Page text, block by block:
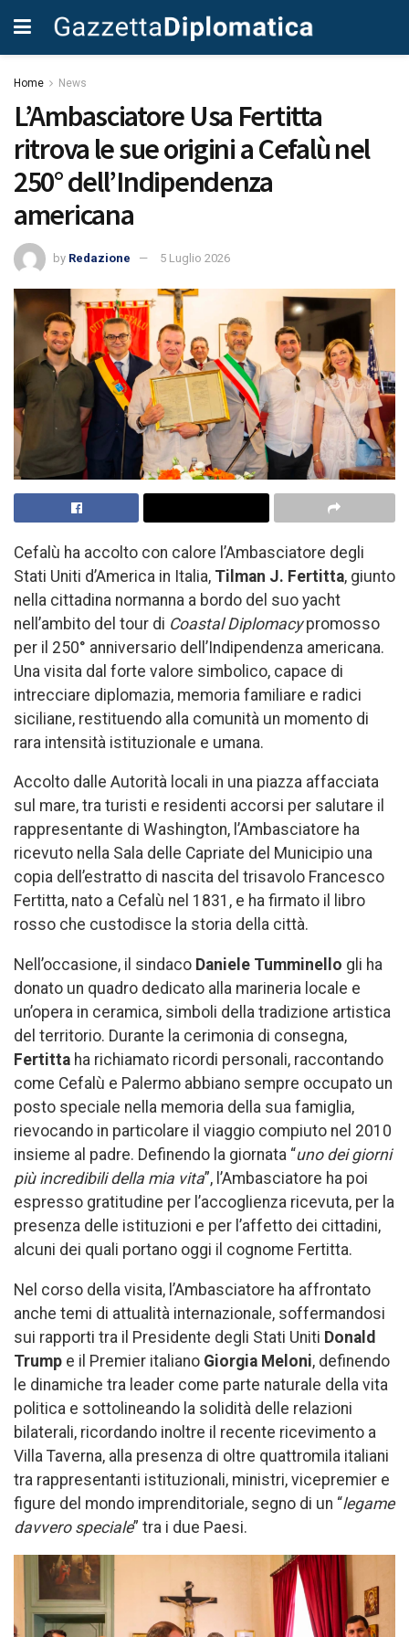
Home News
L’Ambasciatore Usa Fertitta
ritrova le sue origini a Cefalù nel
250° dell’Indipendenza
americana
by Redazione 5 Luglio 2026
Cefalù ha accolto con calore l’Ambasciatore degli
Stati Uniti d’America in Italia, Tilman J. Fertitta, giunto
nella cittadina normanna a bordo del suo yacht
nell’ambito del tour di Coastal Diplomacypromosso
per il 250° anniversario dell’Indipendenza americana.
Una visita dal forte valore simbolico, capace di
intrecciare diplomazia, memoria familiare e radici
siciliane, restituendo alla comunità un momento di
rara intensità istituzionale e umana.
Accolto dalle Autorità locali in una piazza affacciata
sul mare, tra turisti e residenti accorsi per salutare il
rappresentante di Washington, l’Ambasciatore ha
ricevuto nella Sala delle Capriate del Municipio una
copia dell’estratto di nascita del trisavolo Francesco
Fertitta, nato a Cefalù nel 1831, e ha firmato il libro
rosso che custodisce la storia della città.
Nell’occasione, il sindaco Daniele Tumminello gli ha
donato un quadro dedicato alla marineria locale e
un’opera in ceramica, simboli della tradizione artistica
del territorio. Durante la cerimonia di consegna,
Fertitta ha richiamato ricordi personali, raccontando
come Cefalù e Palermo abbiano sempre occupato un
posto speciale nella memoria della sua famiglia,
rievocando in particolare il viaggio compiuto nel 2010
insieme al padre. Definendo la giornata “uno dei giorni
più incredibili della mia vita”, l’Ambasciatore ha poi
espresso gratitudine per l’accoglienza ricevuta, per la
presenza delle istituzioni e per l’affetto dei cittadini,
alcuni dei quali portano oggi il cognome Fertitta.
Nel corso della visita, l’Ambasciatore ha affrontato
anche temi di attualità internazionale, soffermandosi
sui rapporti tra il Presidente degli Stati Uniti Donald
Trump e il Premier italiano Giorgia Meloni, definendo
le dinamiche tra leader come parte naturale della vita
politica e sottolineando la solidità delle relazioni
bilaterali, ricordando inoltre il recente ricevimento a
Villa Taverna, alla presenza di oltre quattromila italiani
tra rappresentanti istituzionali, ministri, vicepremier e
figure del mondo imprenditoriale, segno di un “legame
davvero speciale” tra i due Paesi.